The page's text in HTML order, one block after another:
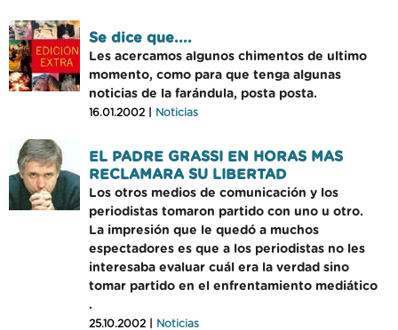
Se dice que....
Les acercamos algunos chimentos de ultimo
momento, como para que tenga algunas
noticias de la farándula, posta posta.
16.01.2002 | Noticias
EL PADRE GRASSI EN HORAS MAS
RECLAMARA SU LIBERTAD
Los otros medios de comunicación y los
periodistas tomaron partido con uno u otro.
La impresión que le quedó a muchos
espectadores es que a los periodistas no les
interesaba evaluar cuál era la verdad sino
tomar partido en el enfrentamiento mediático
.
25.10.2002 | Noticias